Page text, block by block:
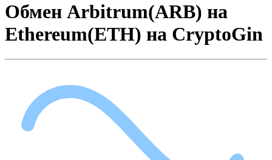
Обмен Arbitrum(ARB) на
Ethereum(ETH) на CryptoGin